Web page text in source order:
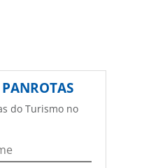
PANROTAS
do Turismo no